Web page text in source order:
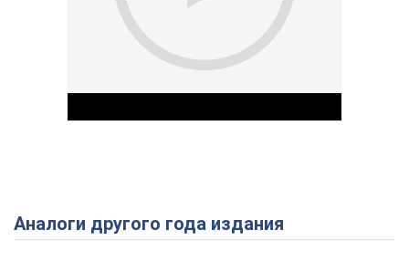
Play Video
Аналоги другого года издания